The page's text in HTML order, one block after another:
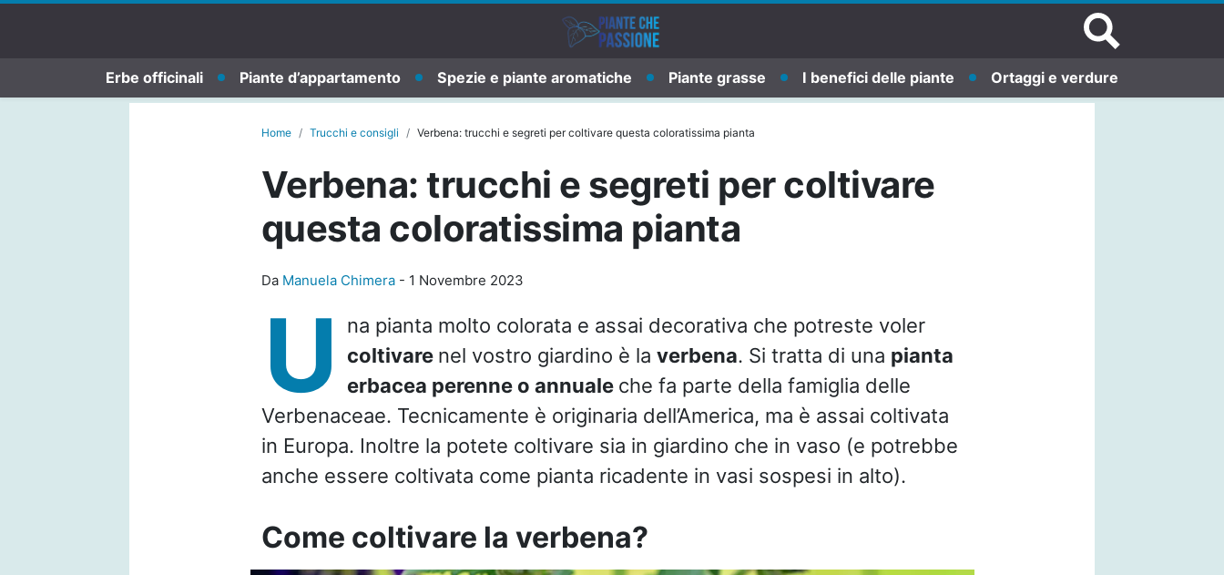
Erbe officinali Piante d’appartamento Spezie e piante aromatiche Piante grasse I benefici delle piante Ortaggi e verdure
Home Trucchi e consigli Verbena: trucchi e segreti per coltivare questa coloratissima pianta
Verbena: trucchi e segreti per coltivare
questa coloratissima pianta
Da Manuela Chimera- 1 Novembre 2023
U
na pianta molto colorata e assai decorativa che potreste voler
coltivare nel vostro giardino è la verbena. Si tratta di una pianta
erbacea perenne o annuale che fa parte della famiglia delle
Verbenaceae. Tecnicamente è originaria dell’America, ma è assai coltivata
in Europa. Inoltre la potete coltivare sia in giardino che in vaso (e potrebbe
anche essere coltivata come pianta ricadente in vasi sospesi in alto).
Come coltivare la verbena?